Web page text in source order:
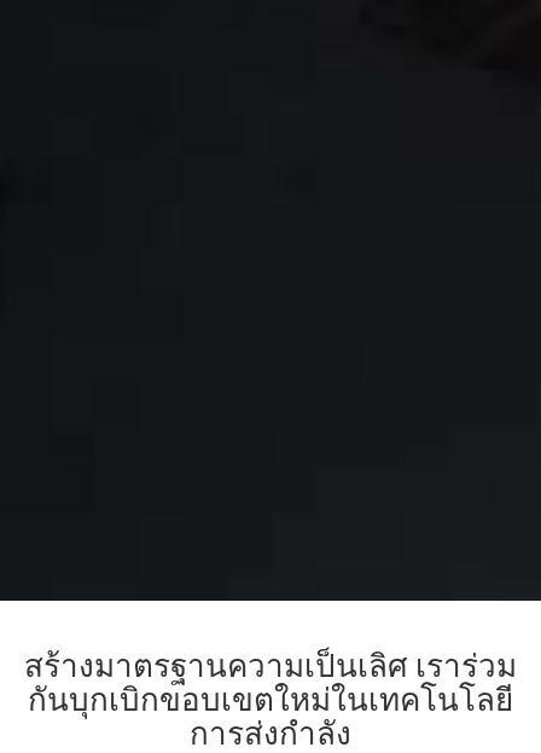
สร้างมาตรฐานความเป็นเลิศ เราร่วม
กันบุกเบิกขอบเขตใหม่ในเทคโนโลยี
การส่งกำลัง